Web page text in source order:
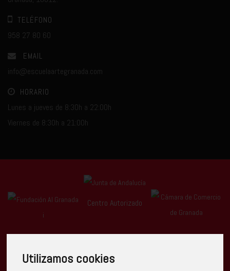
Utilizamos cookies
TELÉFONO
958 27 80 60
EMAIL
info@escuelaartegranada.com
HORARIO
Lunes a jueves de 8:30h a 22:00h
Viernes de 8:30h a 21:00h
Centro Autorizado